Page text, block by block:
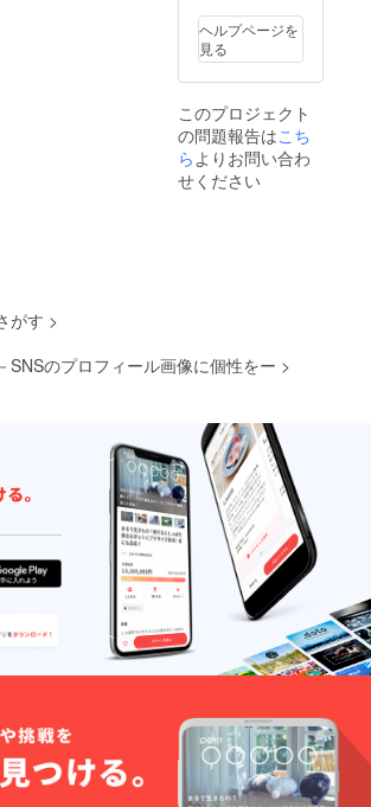
ヘルプページを
見る
このプロジェクト
の問題報告はこち
らよりお問い合わ
せください
がす >
のプロフィール画像に個性をー >